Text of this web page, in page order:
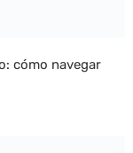
cómo navegar